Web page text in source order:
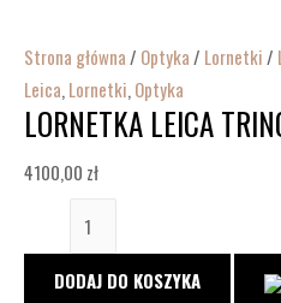
Strona główna/ Optyka/ Lornetki/
Leica, Lornetki, Optyka
LORNETKA LEICA
4100,00 zł
DODAJ DO KOSZYKA